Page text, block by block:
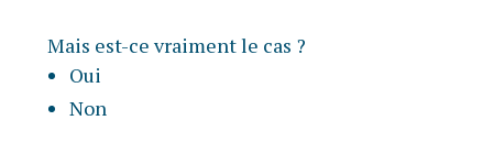
Mais est-ce vraiment le cas ?
Oui
Non